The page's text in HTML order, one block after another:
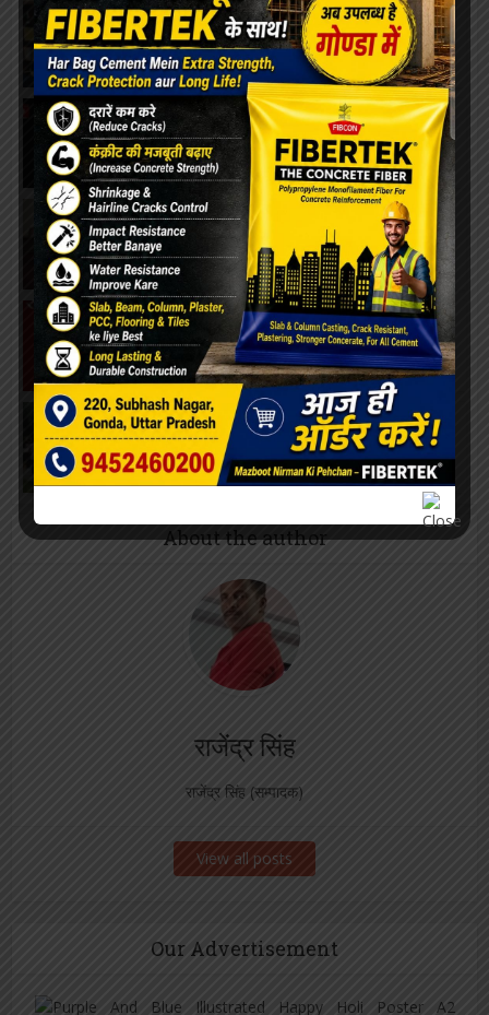
उत्तर प्रदेश • गोंडा • यात्रा
रेलवे बोर्ड अध्यक्ष...
अपराध • उत्तर प्रदेश • धर्म
विश्वनाथ मंदिर पर...
उत्तर प्रदेश • गोंडा •
एलबीएस के सभी...
बिहार • स्वास्थ्य
मादक पदार्थों के...
उत्तर प्रदेश खेल • शिक्षा
शतरंज प्रतियोगिता...
About the author
राजेंद्र सिंह
राजेंद्र सिंह (सम्पादक)
View all posts
Our Advertisement